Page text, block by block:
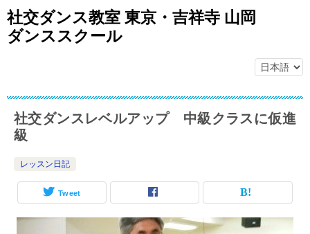
社交ダンス教室 東京・吉祥寺 山岡
ダンススクール
社交ダンスレベルアップ 中級クラスに仮進
級
レッスン日記
Tweet